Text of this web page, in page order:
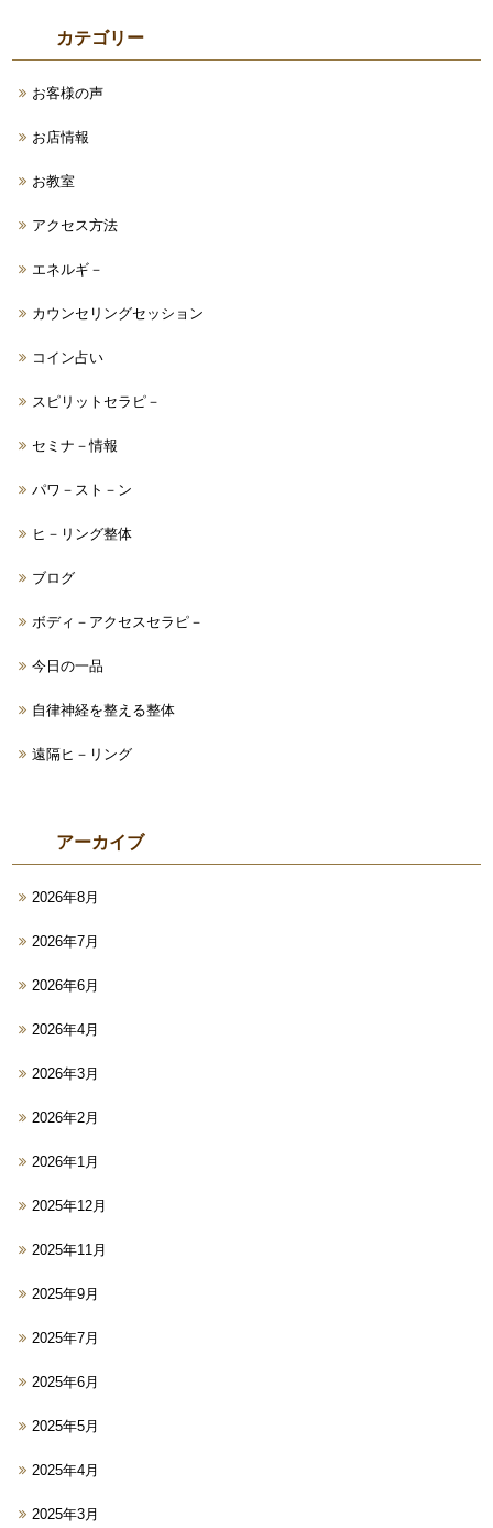
カテゴリー
お客様の声
お店情報
お教室
アクセス方法
エネルギ－
カウンセリングセッション
コイン占い
スピリットセラピ－
セミナ－情報
パワ－スト－ン
ヒ－リング整体
ブログ
ボディ－アクセスセラピ－
今日の一品
自律神経を整える整体
遠隔ヒ－リング
アーカイブ
2026年8月
2026年7月
2026年6月
2026年4月
2026年3月
2026年2月
2026年1月
2025年12月
2025年11月
2025年9月
2025年7月
2025年6月
2025年5月
2025年4月
2025年3月